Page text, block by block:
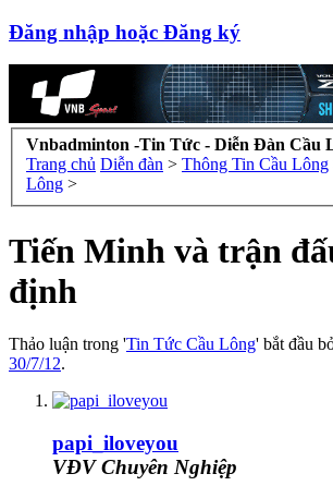
Đăng nhập hoặc Đăng ký
Vnbadminton -Tin Tức - Diễn Đàn Cầu
Trang chủ Diễn đàn > Thông Tin Cầu Lông
Lông >
Tiến Minh và trận
định
Thảo luận trong 'Tin Tức Cầu Lông' bắt đầu
30/7/12.
papi_iloveyou
VĐV Chuyên Nghiệp